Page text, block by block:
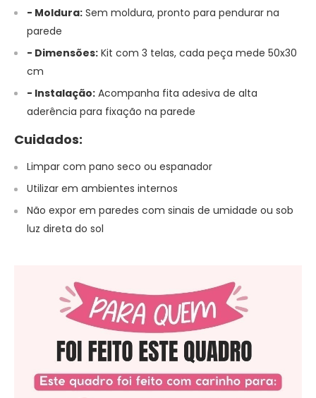
- Moldura: Sem moldura, pronto para pendurar na
parede
- Dimensões: Kit com 3 telas, cada peça mede 50x30
cm
- Instalação: Acompanha fita adesiva de alta
aderência para fixação na parede
Cuidados:
Limpar com pano seco ou espanador
Utilizar em ambientes internos
Não expor em paredes com sinais de umidade ou sob
luz direta do sol